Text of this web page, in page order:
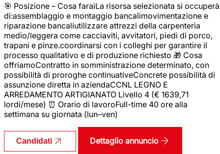
🎯 Posizione – Cosa faraiLa risorsa selezionata si occuperà
di:assemblaggio e montaggio bancalimovimentazione e
riparazione bancaliutilizzare attrezzi della carpenteria
medio/leggera come cacciaviti, avvitatori, piedi di porco,
trapani e pinze.coordinarsi con i colleghi per garantire il
processo qualitativo e di produzione richiesto 🎁 Cosa
offriamoContratto in somministrazione determinato, con
possibilità di proroghe continuativeConcrete possibilità di
assunzione diretta in aziendaCCNL LEGNO E
ARREDAMENTO ARTIGIANATO Livello 4 (€ 1639,71
lordi/mese) ⏰ Orario di lavoroFull-time 40 ore alla
settimana su giornata (lun–ven)
Candidati Dettaglio annuncio